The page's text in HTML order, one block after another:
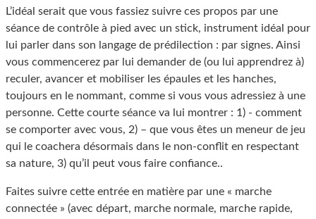
L’idéal serait que vous fassiez suivre ces propos par une
séance de contrôle à pied avec un stick, instrument idéal pour
lui parler dans son langage de prédilection : par signes. Ainsi
vous commencerez par lui demander de (ou lui apprendrez à)
reculer, avancer et mobiliser les épaules et les hanches,
toujours en le nommant, comme si vous vous adressiez à une
personne. Cette courte séance va lui montrer : 1) - comment
se comporter avec vous, 2) – que vous êtes un meneur de jeu
qui le coachera désormais dans le non-conflit en respectant
sa nature, 3) qu’il peut vous faire confiance..
Faites suivre cette entrée en matière par une « marche
connectée » (avec départ, marche normale, marche rapide,